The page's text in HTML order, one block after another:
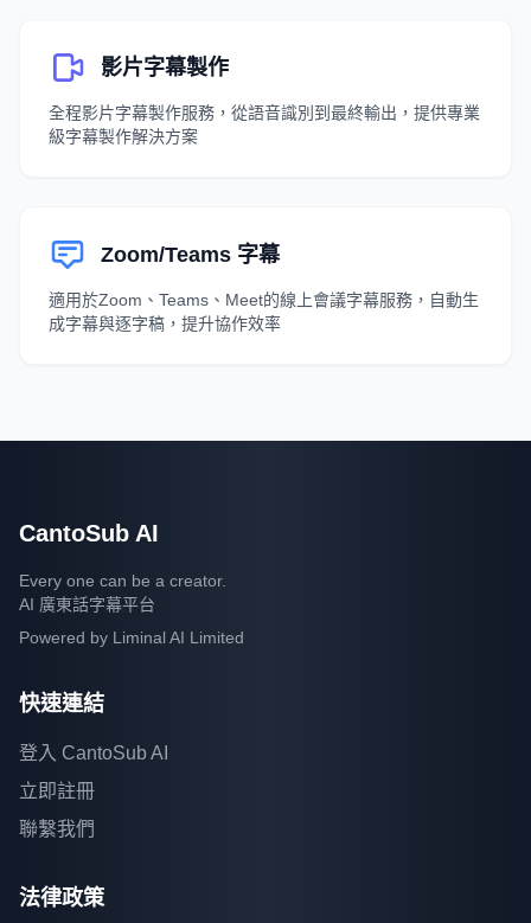
影片字幕製作
全程影片字幕製作服務，從語音識別到最終輸出，提供專業
級字幕製作解決方案
Zoom/Teams 字幕
適用於Zoom、Teams、Meet的線上會議字幕服務，自動生
成字幕與逐字稿，提升協作效率
CantoSub AI
Every one can be a creator.
AI 廣東話字幕平台
Powered by Liminal AI Limited
快速連結
登入 CantoSub AI
立即註冊
聯繫我們
法律政策